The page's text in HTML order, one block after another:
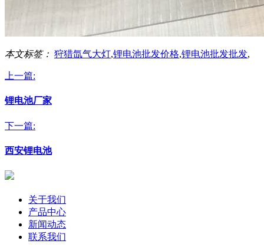
本文标签： 狩猎氙气大灯,锂电池批发价格,锂电池批发批发,
上一篇:
锂电池厂家
下一篇:
西安锂电池
关于我们
产品中心
新闻动态
联系我们